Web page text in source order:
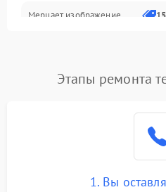
Мерцает изображение
Не работает Face ID
Этапы ремонта
1. Вы